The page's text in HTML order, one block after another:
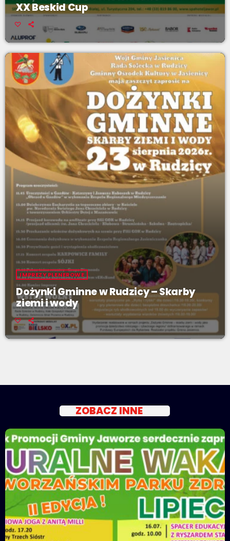
XX Beskid Cup
IMPREZY PLENEROWE
Dożynki Gminne w Rudzicy – Skarby
ziemi i wody
ZOBACZ INNE